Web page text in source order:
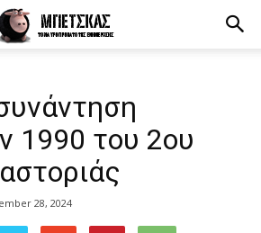
1990 του 2ου
28, 2024